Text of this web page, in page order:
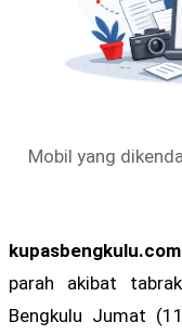
Mobil yang
parah akibat
Bengkulu Jumat